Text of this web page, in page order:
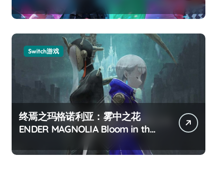
Switch游戏
终焉之玛格诺利亚：雾中之花
ENDER MAGNOLIA Bloom in the